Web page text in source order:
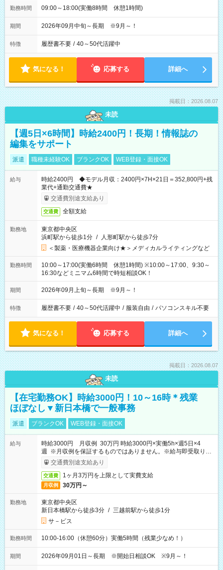
勤務時間 09:00～18:00(実働8時間 休憩1時間)
期間 2026年09月中旬～長期 ※9月～！
特徴 履歴書不要 / 40～50代活躍中
気になる！ 応募する 詳細へ
掲載日：2026.08.07
未読
【週5日×6時間】時給2400円！長期！情報誌の
編集をサポート
派遣 職種未経験OK ブランクOK WEB登録・面接OK
給与
時給2400円 ◆モデル月収：2400円×7H×21日＝352,800円+残
業代+通勤交通費★
交通費別途支給あり
交通費 全額支給
勤務地
東京都中央区
浜町駅から徒歩1分 / 人形町駅から徒歩7分
＜製薬・医療機器企業向け★＞メディカルライティングなど
勤務時間
10:00～17:00(実働6時間 休憩1時間) ※10:00～17:00、9:30～
16:30などミニマム6時間で時短相談OK！
期間 2026年09月上旬～長期 ※9月～！
特徴 履歴書不要 / 40～50代活躍中 / 服装自由 / パソコンスキル不要
気になる！ 応募する 詳細へ
掲載日：2026.08.07
未読
【在宅勤務OK】時給3000円！10～16時＊残業
ほぼなし▼新日本橋で一般事務
派遣 ブランクOK WEB登録・面接OK
給与
時給3000円 月収例 30万円 時給3000円×実働5h×週5日×4
週 ※月収例を保証するものではありません。※給与即受取りサ
ービス利用可（利用条件有）
交通費別途支給あり
交通費 1ヶ月3万円を上限として実費支給
月収例 30万円～
勤務地
東京都中央区
新日本橋駅から徒歩3分 / 三越前駅から徒歩1分
サ－ビス
勤務時間 10:00-16:00（休憩60分）実働5時間（残業少なめ！）
期間 2026年09月01日～長期 ※開始日相談OK ※9月～！